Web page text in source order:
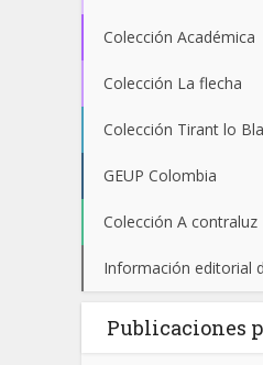
Colección Académica
Colección La flecha
Colección Tirant lo
GEUP Colombia
Colección A contraluz
Información editorial
Publicaciones